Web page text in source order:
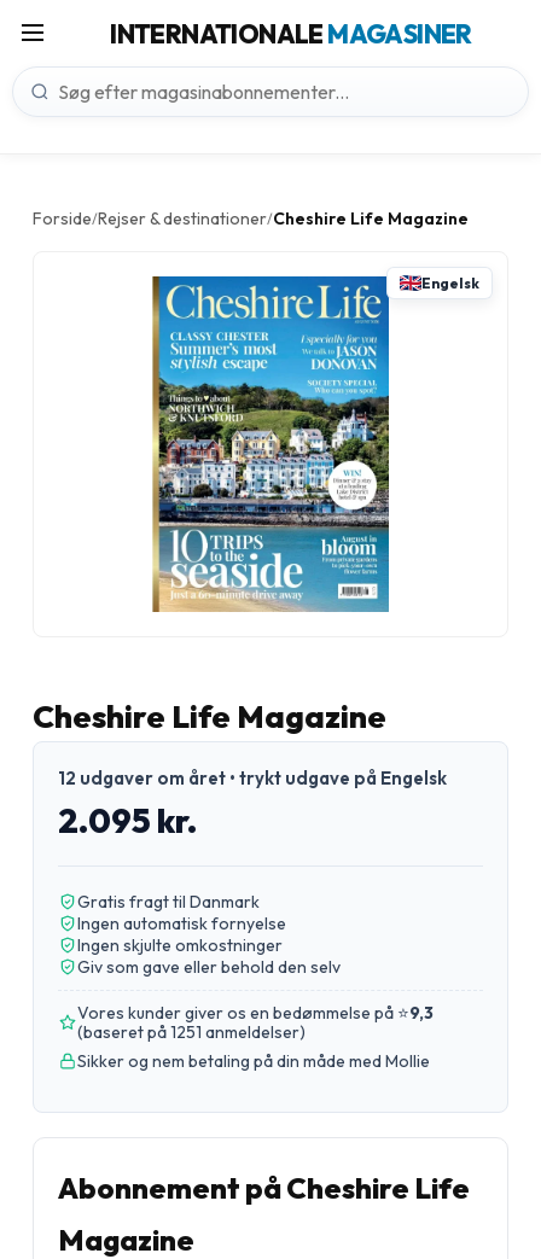
INTERNATIONALEMAGASINER
Forside/Rejser & destinationer/Cheshire Life Magazine
Engelsk
Cheshire Life Magazine
12 udgaver om året • trykt udgave på Engelsk
2.095 kr.
Gratis fragt til Danmark
Ingen automatisk fornyelse
Ingen skjulte omkostninger
Giv som gave eller behold den selv
Vores kunder giver os en bedømmelse på ⭐9,3
(baseret på 1251 anmeldelser)
Sikker og nem betaling på din måde med Mollie
Abonnement på Cheshire Life
Magazine